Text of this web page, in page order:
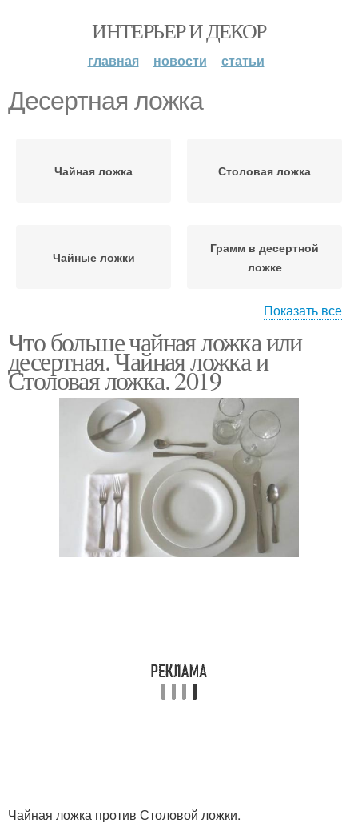
ИНТЕРЬЕР И ДЕКОР
главная новости статьи
Десертная ложка
Чайная ложка Столовая ложка
Чайные ложки
Грамм в десертной
ложке
Десертная вилка
петербурге
Показать все
Что больше чайная ложка или
десертная. Чайная ложка и
Столовая ложка. 2019
Чайная ложка против Столовой ложки.